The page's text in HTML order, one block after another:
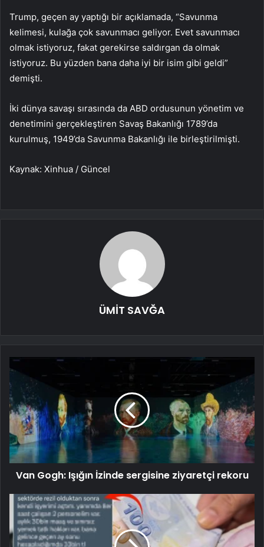
Trump, geçen ay yaptığı bir açıklamada, “Savunma
kelimesi, kulağa çok savunmacı geliyor. Evet savunmacı
olmak istiyoruz, fakat gerekirse saldırgan da olmak
istiyoruz. Bu yüzden bana daha iyi bir isim gibi geldi”
demişti.
İki dünya savaşı sırasında da ABD ordusunun yönetim ve
denetimini gerçekleştiren Savaş Bakanlığı 1789’da
kurulmuş, 1949’da Savunma Bakanlığı ile birleştirilmişti.
Kaynak: Xinhua / Güncel
ÜMİT SAVĞA
Van Gogh: Işığın İzinde sergisine ziyaretçi rekoru